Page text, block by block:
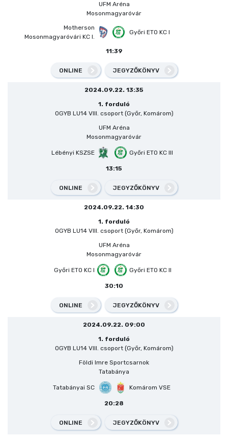
UFM Aréna
Mosonmagyaróvár
Motherson
Mosonmagyaróvári KC I.
Győri ETO KC I
11:39
ONLINE JEGYZŐKÖNYV
2024.09.22. 13:35
1. forduló
OGYB LU14 VIII. csoport (Győr, Komárom)
UFM Aréna
Mosonmagyaróvár
Lébényi KSZSE Győri ETO KC III
13:15
ONLINE JEGYZŐKÖNYV
2024.09.22. 14:30
1. forduló
OGYB LU14 VIII. csoport (Győr, Komárom)
UFM Aréna
Mosonmagyaróvár
Győri ETO KC I Győri ETO KC II
30:10
ONLINE JEGYZŐKÖNYV
2024.09.22. 09:00
1. forduló
OGYB LU14 VIII. csoport (Győr, Komárom)
Földi Imre Sportcsarnok
Tatabánya
Tatabányai SC Komárom VSE
20:28
ONLINE JEGYZŐKÖNYV